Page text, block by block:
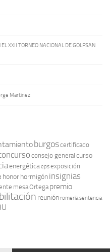
XXII TORNEO NACIONAL DE GOLFSAN
Martínez
burgoscertificado
consejo general curso
energéticaepsexposición
honorhormigóninsignias
mesaOrtega premio
reuniónromeríasentencia